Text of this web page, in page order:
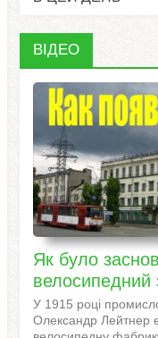
ВІДЕО
Як було
У 1915 році
Олександр Лейтнер